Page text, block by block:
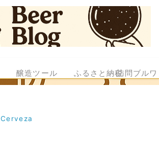
醸造ツール ふるさと納税訪問ブル
Cerveza